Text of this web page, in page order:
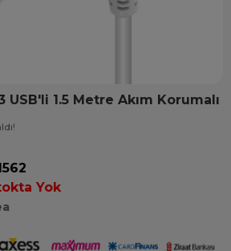
USB'li 1.5 Metre Akım Korumalı
Yok